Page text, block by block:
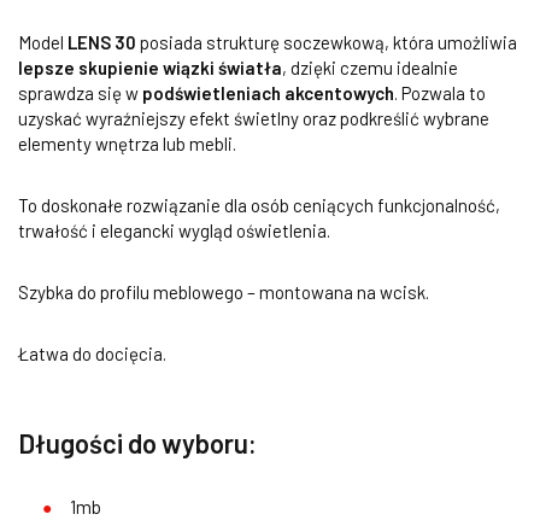
Model LENS 30 posiada strukturę soczewkową, która umożliwia
lepsze skupienie wiązki światła, dzięki czemu idealnie
sprawdza się w podświetleniach akcentowych. Pozwala to
uzyskać wyraźniejszy efekt świetlny oraz podkreślić wybrane
elementy wnętrza lub mebli.
To doskonałe rozwiązanie dla osób ceniących funkcjonalność,
trwałość i elegancki wygląd oświetlenia.
Szybka do profilu meblowego – montowana na wcisk.
Łatwa do docięcia.
Długości do wyboru:
1mb